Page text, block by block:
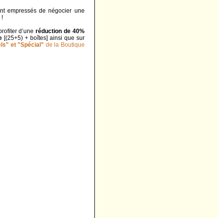
empressés de négocier une
!
d’uneréduction de 40%
[(25+5) + boîtes] ainsi que sur
et "Spécial" de la Boutique